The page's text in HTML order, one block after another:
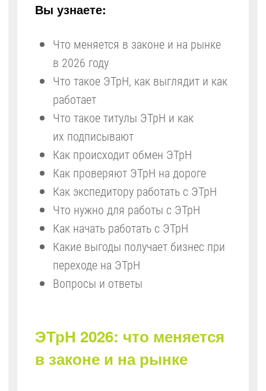
Вы узнаете:
Что меняется в законе и на рынке
в 2026 году
Что такое ЭТрН, как выглядит и как
работает
Что такое титулы ЭТрН и как
их подписывают
Как происходит обмен ЭТрН
Как проверяют ЭТрН на дороге
Как экспедитору работать с ЭТрН
Что нужно для работы с ЭТрН
Как начать работать с ЭТрН
Какие выгоды получает бизнес при
переходе на ЭТрН
Вопросы и ответы
ЭТрН 2026: что меняется
в законе и на рынке